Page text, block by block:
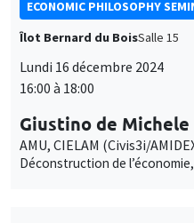
ECONOMIC PHILOSOPHY
Îlot Bernard du BoisSalle 15
Lundi 16 décembre 2024
16:00 à 18:00
Giustino de Michele
AMU, CIELAM (Civis3i/
Déconstruction de